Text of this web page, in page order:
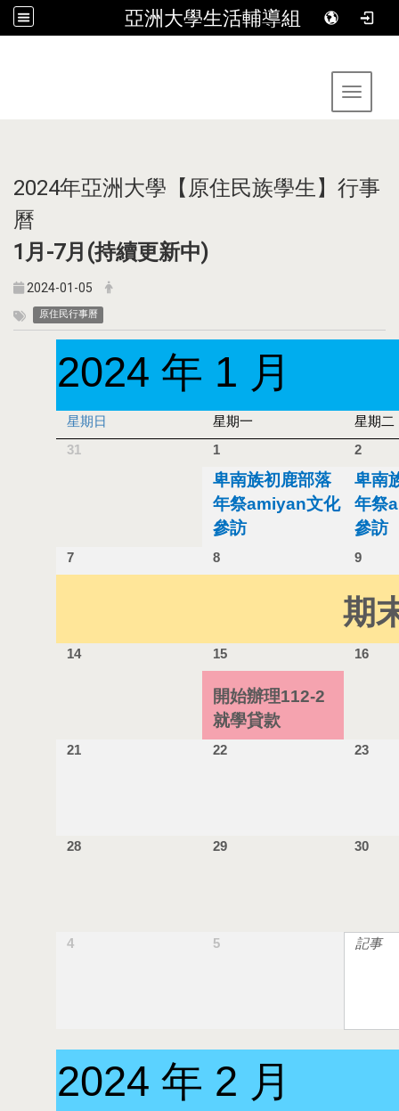
亞洲大學生活輔導組
Toggle
2024年亞洲大學【原住民族學生】行事
曆
1月-7月(持續更新中)
2024-01-05
原住民行事曆
2024 年 1 月
星期日 星期一
星期二
31
1 2
卑南族初鹿部落
年祭amiyan文化
參訪
卑南
年祭
參訪
7 8 9
期
14 15 16
開始辦理112-2
就學貸款
21 22 23
28 29 30
4 5 記事
2024 年 2 月